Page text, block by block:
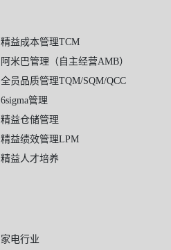
精益成本管理TCM
阿米巴管理（自主经营AMB）
全员品质管理TQM/SQM/QCC
6sigma管理
精益仓储管理
精益绩效管理LPM
精益人才培养
家电行业